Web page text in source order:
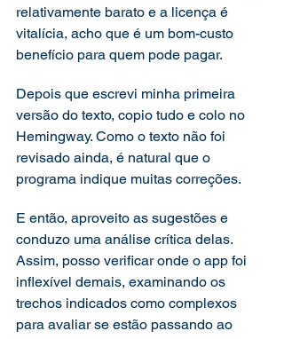
relativamente barato e a licença é
vitalícia, acho que é um bom-custo
benefício para quem pode pagar.
Depois que escrevi minha primeira
versão do texto, copio tudo e colo no
Hemingway. Como o texto não foi
revisado ainda, é natural que o
programa indique muitas correções.
E então, aproveito as sugestões e
conduzo uma análise crítica delas.
Assim, posso verificar onde o app foi
inflexível demais, examinando os
trechos indicados como complexos
para avaliar se estão passando ao